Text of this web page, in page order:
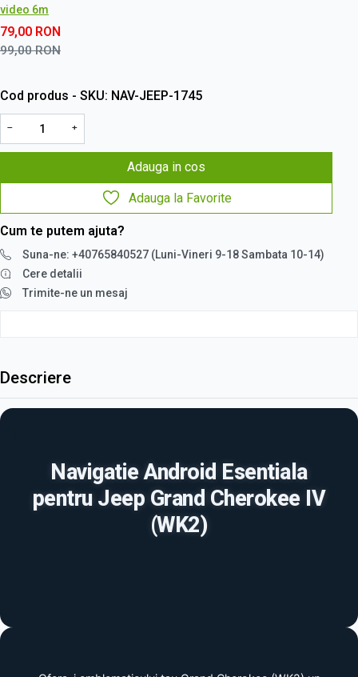
video 6m
79,00 RON
99,00RON
Cod produs - SKU NAV-JEEP-1745
− +
Adauga in cos
Adauga la Favorite
Cum te putem ajuta?
Suna-ne: +40765840527 (Luni-Vineri 9-18 Sambata 10-14)
Cere detalii
Trimite-ne un mesaj
Descriere
Navigatie Android Esentiala
pentru Jeep Grand Cherokee IV
(WK2)